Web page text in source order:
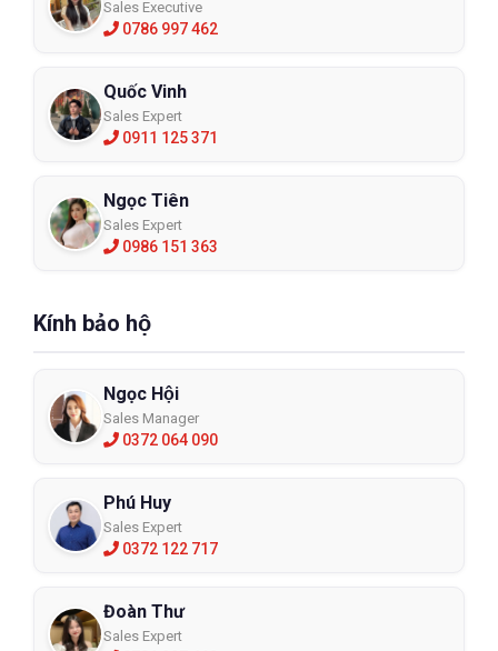
Sales Executive
0786 997 462
Quốc Vinh
Sales Expert
0911 125 371
Ngọc Tiên
Sales Expert
0986 151 363
Kính bảo hộ
Ngọc Hội
Sales Manager
0372 064 090
Phú Huy
Sales Expert
0372 122 717
Đoàn Thư
Sales Expert